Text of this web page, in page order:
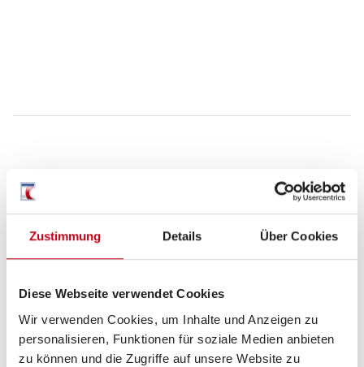
Zustimmung Details Über Cookies
Diese Webseite verwendet Cookies
Wir verwenden Cookies, um Inhalte und Anzeigen zu
personalisieren, Funktionen für soziale Medien anbieten
zu können und die Zugriffe auf unsere Website zu
Grundrissbeschreibung
Einzelbett ab 4 Schlafplätze
Schlafplätze 4
Sitzgruppe Face-to-Face Sitzgruppe